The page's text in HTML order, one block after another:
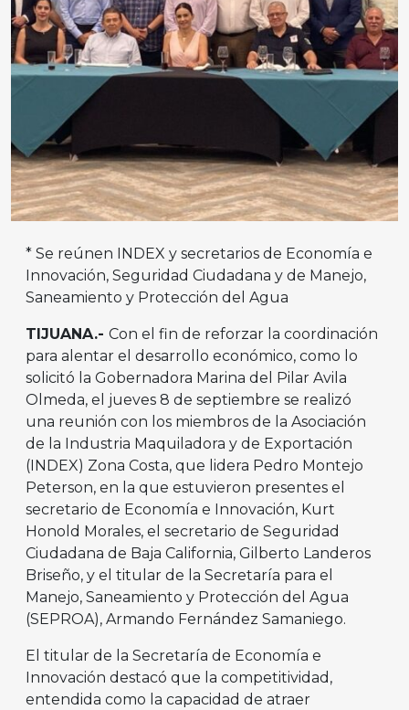
* Se reúnen INDEX y secretarios de Economía e
Innovación, Seguridad Ciudadana y de Manejo,
Saneamiento y Protección del Agua
TIJUANA.- Con el fin de reforzar la coordinación
para alentar el desarrollo económico, como lo
solicitó la Gobernadora Marina del Pilar Avila
Olmeda, el jueves 8 de septiembre se realizó
una reunión con los miembros de la Asociación
de la Industria Maquiladora y de Exportación
(INDEX) Zona Costa, que lidera Pedro Montejo
Peterson, en la que estuvieron presentes el
secretario de Economía e Innovación, Kurt
Honold Morales, el secretario de Seguridad
Ciudadana de Baja California, Gilberto Landeros
Briseño, y el titular de la Secretaría para el
Manejo, Saneamiento y Protección del Agua
(SEPROA), Armando Fernández Samaniego.
El titular de la Secretaría de Economía e
Innovación destacó que la competitividad,
entendida como la capacidad de atraer